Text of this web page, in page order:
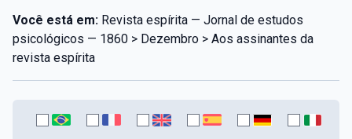
Você está em: Revista espírita — Jornal de estudos
psicológicos — 1860 > Dezembro > Aos assinantes da
revista espírita